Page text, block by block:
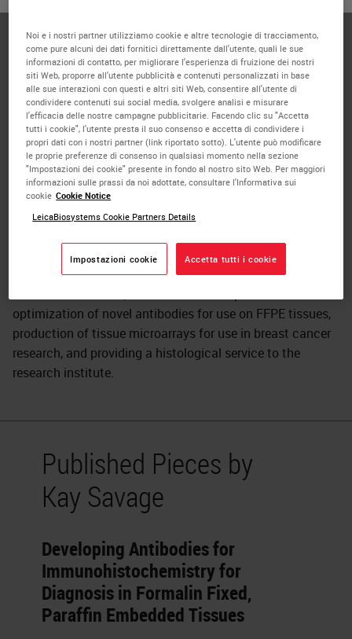
Principal Scientist in the Antibody Development group.
Her main responsibilities were as a subject matter expert
in immunohistochemistry, responsible for the
development and characterization of antibody products,
and the generation of product claims. Dr. Savage
previously worked for over ten years in the Histopathology
department at the Royal Free Hospital in London, where
she worked on her PhD in pathology on the pathology of
Hepatitis C virus, as well as other immunohistochemistry-
based research projects on melanomas, colon, and gastric
then laboratory manager at the pathology core facility for
Breakthrough Breast Cancer at the Institute of Cancer
optimization of novel antibodies for use on FFPE tissues,
production of tissue microarrays for use in breast cancer
research, and providing a histological service to the
research institute.
Published Pieces by
Kay Savage
Developing Antibodies for
Immunohistochemistry for
Diagnosis in Formalin Fixed,
Paraffin Embedded Tissues
Noi e i nostri partner utilizziamo cookie e altre tecnologie di tracciamento,
come pure alcuni dei dati fornitici direttamente dall'utente, quali le sue
informazioni di contatto, per migliorare l'esperienza di fruizione dei nostri
siti Web, proporre all'utente pubblicità e contenuti personalizzati in base
alle sue interazioni con questi e altri siti Web, consentire all'utente di
condividere contenuti sui social media, svolgere analisi e misurare
l'efficacia delle nostre campagne pubblicitarie. Facendo clic su "Accetta
tutti i cookie", l'utente presta il suo consenso e accetta di condividere i
propri dati con i nostri partner (link riportato sotto). L'utente può modificare
le proprie preferenze di consenso in qualsiasi momento nella sezione
"Impostazioni dei cookie" presente in fondo al nostro sito Web. Per maggiori
informazioni sulle prassi da noi adottate, consultare l'Informativa sui
cookie Cookie Notice
LeicaBiosystems Cookie Partners Details
Impostazioni cookie Accetta tutti i cookie